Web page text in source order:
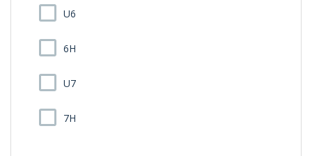
U6
6H
U7
7H